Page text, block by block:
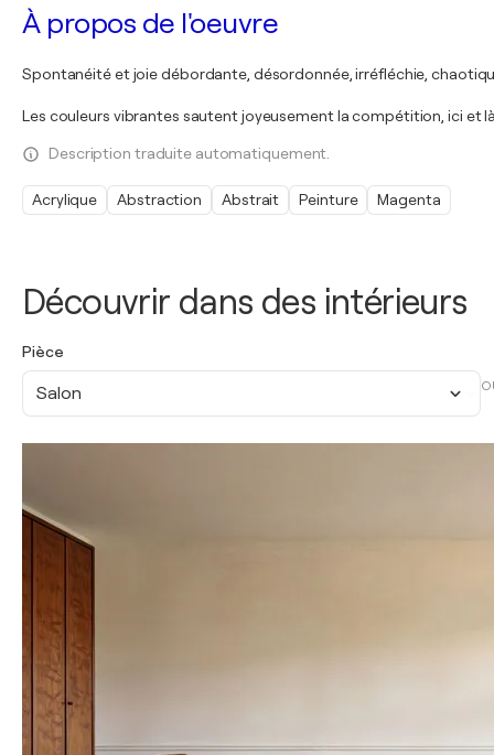
Découvrir dans des intérieurs
Pièce
Salon
À propos de l'oeuvre
Spontanéité et joie débordante, désordonnée, irréfléchie,
Les couleurs vibrantes sautent joyeusement la compétition, ici et
Description traduite automatiquement.
Acrylique Abstraction Abstrait Peinture Magenta